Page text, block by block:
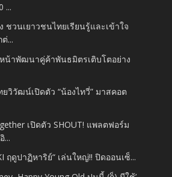
...
ชวนเยาวชนไทยเรียนรู้และเข้าใจ
...
น้าพัฒนาคู่ค้าพันธมิตรเติบโตอย่าง
วิวัฒน์เปิดตัว “น้องไทวี่” มาสคอต
เปิดตัว SHOUT! แพลตฟอร์ม
...
ฤดูปาฏิหาริย์“ เล่นใหญ่!! ปิดออนเซ็...